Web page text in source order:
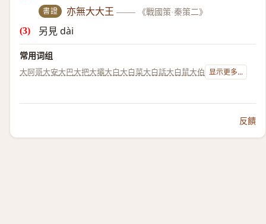
書證 亦無大大王 —— 《戰國策·秦策二》
另見 dài
常用词组
大阿哥大安大巴大把大壩大白大白菜大白話大白鼠大伯 显示更多...
反饋